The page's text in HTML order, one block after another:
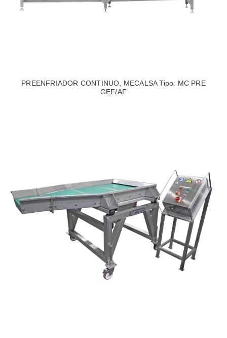
PREENFRIADOR CONTINUO, MECALSA Tipo: MC PRE
GEF/AF